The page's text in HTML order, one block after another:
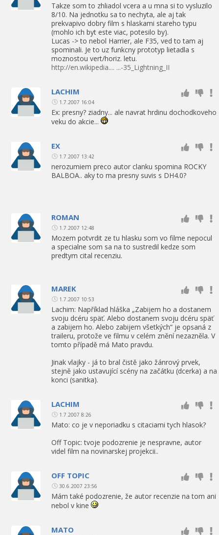
Takze som to zhliadol vcera a u mna si to vysluzilo
8/10. Na jednotku sa to nechyta, ale aj tak
prekvapivo dobry film s hlaskami stareho typu
(mohlo ich byt este viac, potesilo by).
Lucas -> to nebol Harrier, ale F35, ved to tam aj
spominali. Je to uz funkcny prototyp lietadla s
moznostou vert/horiz. letu.
http://en.wikipedia.... ...-35_Lightning_II
LACHIM
1.7.2007 16:04
Ex: presny? ziadny... ale navrat hrdinu dochodkoveho
veku do akcie...
EX
1.7.2007 13:42
nerozumiem preco autor clanku spomina ROCKY
BALBOA.. aky to ma presny suvis s DH4.0?
ROMAN
1.7.2007 12:48
Mozem potvrdit ze tu hlasku som vo filme nepocul
a specialne som sa na to sustredil kedze som
predtym cital recenziu.
MAREK
1.7.2007 10:53
Lachim: Například hláška „Zabijem ho a dostanem
svoju dcéru späť. Alebo dostanem svoju dcéru späť
a zabijem ho. Alebo zabijem všetkých“ je opsaná z
traileru, protože ve filmu v celém znění nezazněla. V
tomto případě má Mato pravdu.
Jinak vlajky - já to bral čistě jako žánrový prvek,
stejně jako ustavující scény na začátku (dcerka) a na
konci (sanitka).
LACHIM
1.7.2007 8:26
Mato: co je v neporiadku s citaciami tych hlasok?
Off Topic: tvoje podozrenie je nespravne, autor
videl film na novinarskej projekcii..
OFF TOPIC
30.6.2007 23:56
Mám také podozrenie, že autor recenzie na tom ani
nebol v kine
MATO